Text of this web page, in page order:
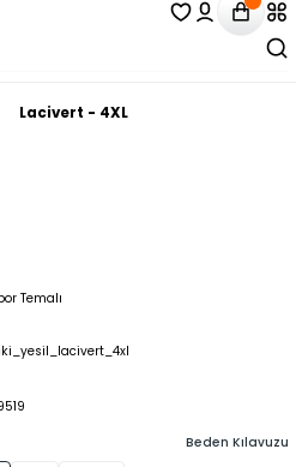
Lacivert - 4XL
Temalı
Beden Kılavuzu